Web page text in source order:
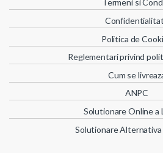
Termeni si
Politica de
Reglementari privind
Cum se
ANPC
Solutionare Online a
Solutionare Alternativa